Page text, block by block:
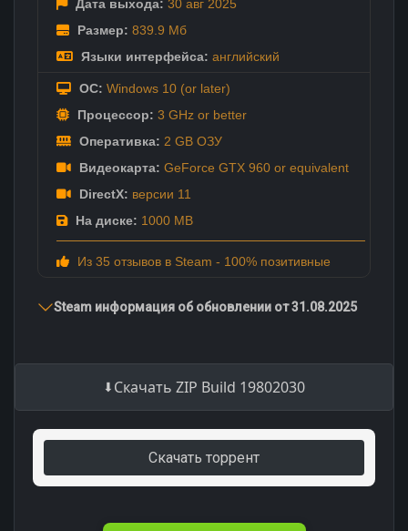
Дата выхода: 30 авг 2025
Размер: 839.9 Мб
Языки интерфейса: английский
ОС: Windows 10 (or later)
Процессор: 3 GHz or better
Оперативка: 2 GB ОЗУ
Видеокарта: GeForce GTX 960 or equivalent
DirectX: версии 11
На диске: 1000 MB
Из 35 отзывов в Steam - 100% позитивные
Steam информация об обновлении от 31.08.2025
Скачать ZIP Build 19802030
Скачать торрент